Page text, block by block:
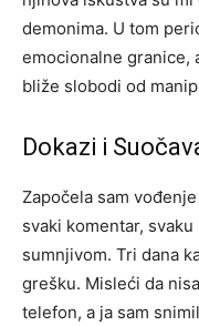
demonima. U tom
emocionalne granice,
bliže slobodi od
Dokazi i
Započela sam
svaki komentar,
sumnjivom. Tri dana
grešku. Misleći da
telefon, a ja sam